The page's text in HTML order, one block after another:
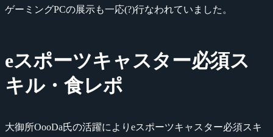
ゲーミングPCの展示も一応(?)行なわれていました。
eスポーツキャスター必須ス
キル・食レポ
大御所OooDa氏の活躍によりeスポーツキャスター必須スキ